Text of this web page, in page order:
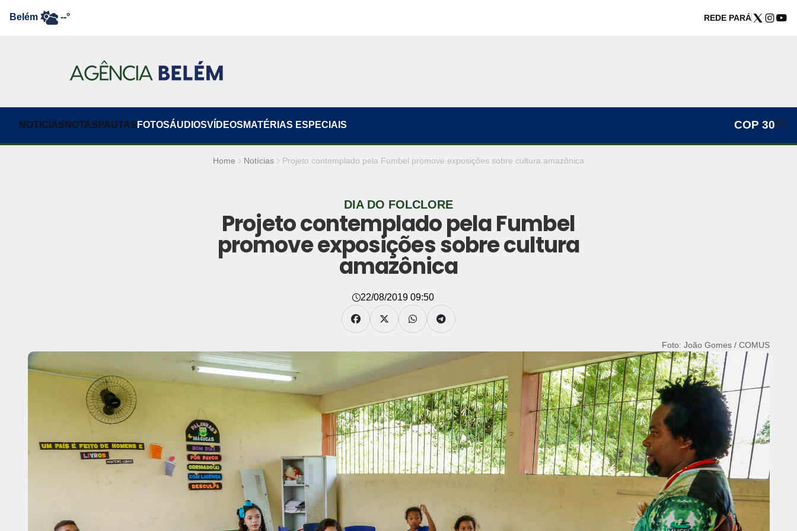
Belém --° REDE PARÁ
NOTÍCIAS NOTAS PAUTAS FOTOSÁUDIOSVÍDEOS MATÉRIAS ESPECIAIS COP 30
Home Notícias Projeto contemplado pela Fumbel promove exposições sobre cultura amazônica
DIA DO FOLCLORE
Projeto contemplado pela Fumbel
promove exposições sobre cultura
amazônica
22/08/2019 09:50
Foto: João Gomes / COMUS